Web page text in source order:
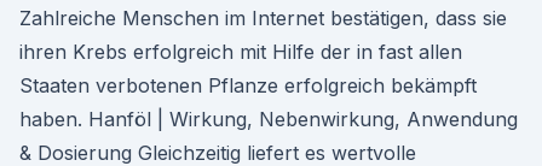
Zahlreiche Menschen im Internet bestätigen, dass sie
ihren Krebs erfolgreich mit Hilfe der in fast allen
Staaten verbotenen Pflanze erfolgreich bekämpft
haben. Hanföl | Wirkung, Nebenwirkung, Anwendung
& Dosierung Gleichzeitig liefert es wertvolle